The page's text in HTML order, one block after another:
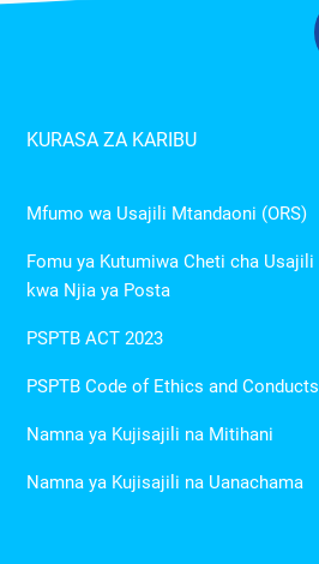
KURASA ZA KARIBU
Mfumo wa Usajili Mtandaoni (ORS)
Fomu ya Kutumiwa Cheti cha Usajili
kwa Njia ya Posta
PSPTB ACT 2023
PSPTB Code of Ethics and Conducts
Namna ya Kujisajili na Mitihani
Namna ya Kujisajili na Uanachama